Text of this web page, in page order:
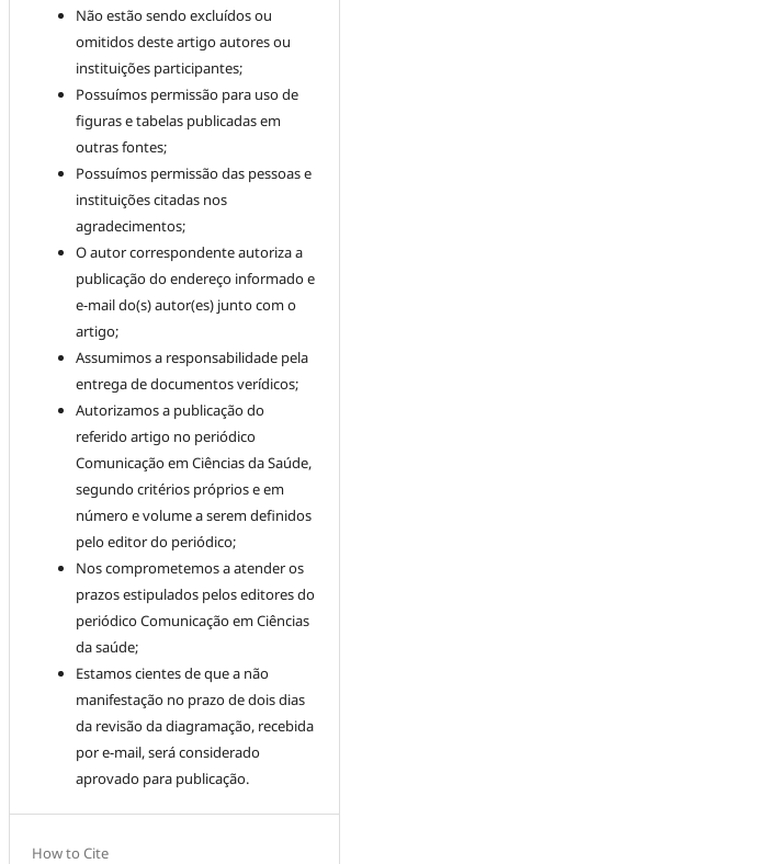
Não estão sendo excluídos ou
omitidos deste artigo autores ou
instituições participantes;
Possuímos permissão para uso de
figuras e tabelas publicadas em
outras fontes;
Possuímos permissão das pessoas e
instituições citadas nos
agradecimentos;
O autor correspondente autoriza a
publicação do endereço informado e
e-mail do(s) autor(es) junto com o
artigo;
Assumimos a responsabilidade pela
entrega de documentos verídicos;
Autorizamos a publicação do
referido artigo no periódico
Comunicação em Ciências da Saúde,
segundo critérios próprios e em
número e volume a serem definidos
pelo editor do periódico;
Nos comprometemos a atender os
prazos estipulados pelos editores do
periódico Comunicação em Ciências
da saúde;
Estamos cientes de que a não
manifestação no prazo de dois dias
da revisão da diagramação, recebida
por e-mail, será considerado
aprovado para publicação.
How to Cite